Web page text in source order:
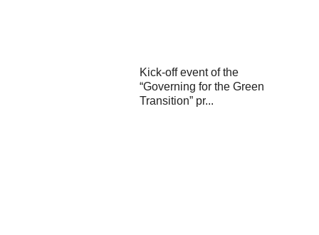
Kick-off event of the
“Governing for the Green
Transition” pr...